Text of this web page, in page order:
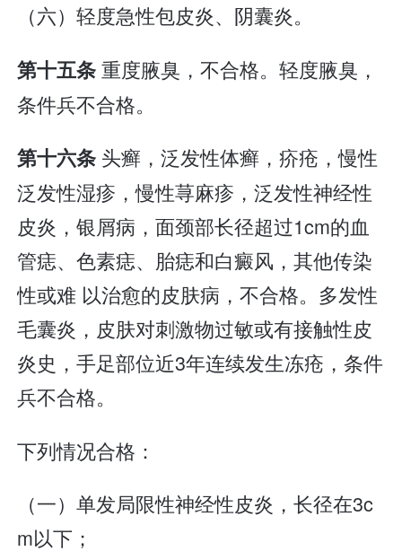
（六）轻度急性包皮炎、阴囊炎。
第十五条重度腋臭，不合格。轻度腋臭，
条件兵不合格。
第十六条 头癣，泛发性体癣，疥疮，慢性
泛发性湿疹，慢性荨麻疹，泛发性神经性
皮炎，银屑病，面颈部长径超过1cm的血
管痣、色素痣、胎痣和白癜风，其他传染
性或难 以治愈的皮肤病，不合格。多发性
毛囊炎，皮肤对刺激物过敏或有接触性皮
炎史，手足部位近3年连续发生冻疮，条件
兵不合格。
下列情况合格：
（一）单发局限性神经性皮炎，长径在3c
m以下；